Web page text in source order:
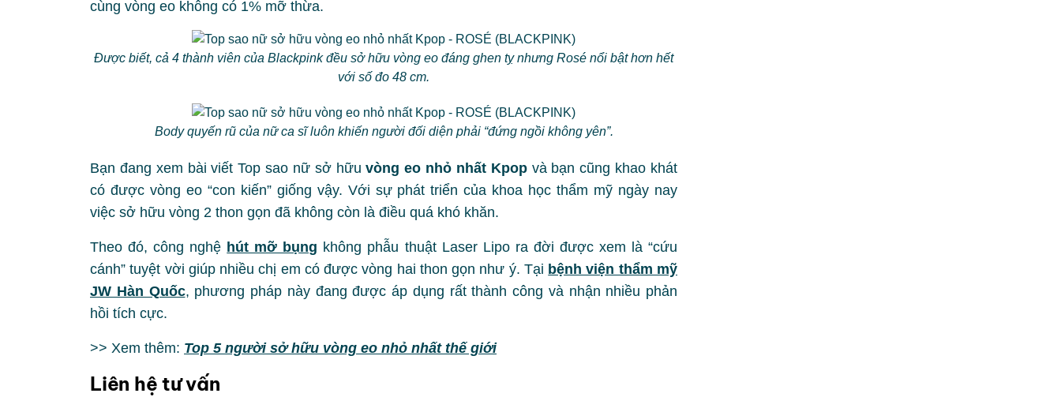
cùng vòng eo không có 1% mỡ thừa.
Được biết, cả 4 thành viên của Blackpink đều sở hữu vòng eo đáng ghen tỵ nhưng Rosé nổi bật hơn hết
với số đo 48 cm.
Body quyến rũ của nữ ca sĩ luôn khiến người đối diện phải “đứng ngồi không yên”.
Bạn đang xem bài viết Top sao nữ sở hữuvòng eo nhỏ nhất Kpopvà bạn cũng khao khát
có được vòng eo “con kiến” giống vậy. Với sự phát triển của khoa học thẩm mỹ ngày nay
việc sở hữu vòng 2 thon gọn đã không còn là điều quá khó khăn.
Theo đó, công nghệ hút mỡ bụng không phẫu thuật Laser Lipo ra đời được xem là “cứu
cánh” tuyệt vời giúp nhiều chị em có được vòng hai thon gọn như ý. Tại bệnh viện thẩm mỹ
JW Hàn Quốc, phương pháp này đang được áp dụng rất thành công và nhận nhiều phản
hồi tích cực.
>> Xem thêm: Top 5 người sở hữu vòng eo nhỏ nhất thế giới
Liên hệ tư vấn